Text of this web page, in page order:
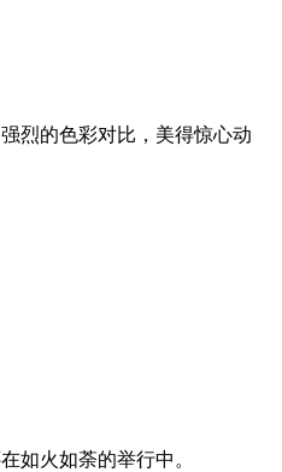
烈的色彩对比，美得惊心动
如火如荼的举行中。